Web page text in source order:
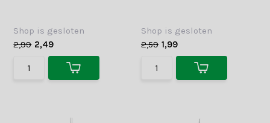
Shop is gesloten
2,99 2,49
Shop is gesloten
2,59 1,99